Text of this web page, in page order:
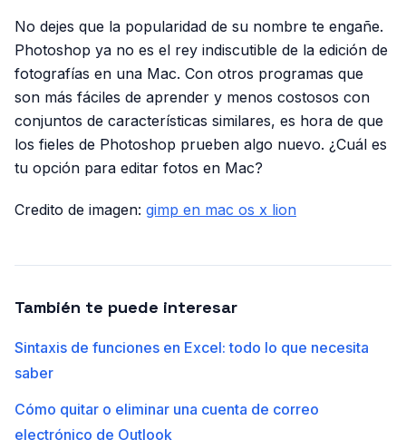
No dejes que la popularidad de su nombre te engañe.
Photoshop ya no es el rey indiscutible de la edición de
fotografías en una Mac. Con otros programas que
son más fáciles de aprender y menos costosos con
conjuntos de características similares, es hora de que
los fieles de Photoshop prueben algo nuevo. ¿Cuál es
tu opción para editar fotos en Mac?
Credito de imagen: gimp en mac os x lion
También te puede interesar
Sintaxis de funciones en Excel: todo lo que necesita
saber
Cómo quitar o eliminar una cuenta de correo
electrónico de Outlook